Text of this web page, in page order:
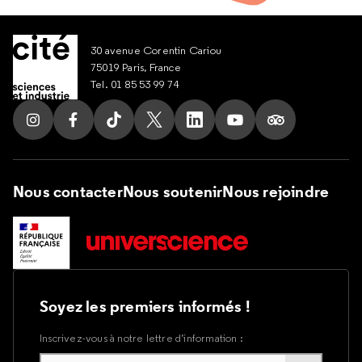
30 avenue Corentin Cariou
75019 Paris, France
Tel. 01 85 53 99 74
Suivez nous sur Instagram
Suivez nous sur Facebook
Suivez nous sur Tik Tok
Suivez nous sur X
Suivez nous sur LinkedIn
Suivez nous sur
Suivez nous
Nous contacterNous soutenirNous rejoindre
Soyez les premiers informés !
Inscrivez-vous à notre lettre d’information :